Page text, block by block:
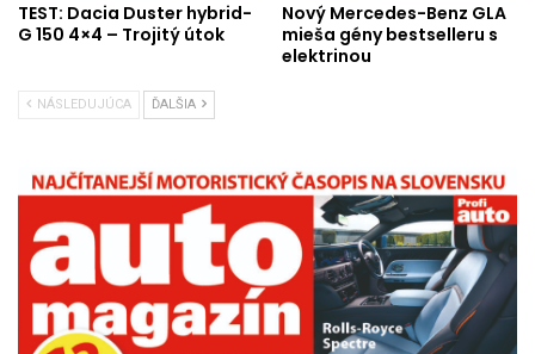
TEST: Dacia Duster hybrid-
G 150 4×4 – Trojitý útok
Nový Mercedes-Benz GLA
mieša gény bestselleru s
elektrinou
NÁSLEDUJÚCA ĎALŠIA